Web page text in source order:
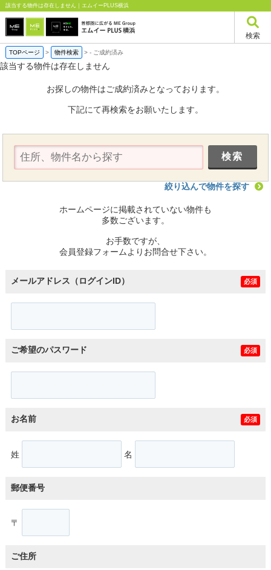
該当する物件は存在しません｜エムイーPLUS横浜
検索
TOPページ > 物件検索 >- ご成約済み
該当する物件は存在しません
お探しの物件はご成約済みとなっております。
下記にて再検索をお願いたします。
絞り込んで物件を探す
ホームページに掲載されていない物件も
多数ございます。
お手数ですが、
会員登録フォームよりお問合せ下さい。
メールアドレス（ログインID） 必須
ご希望のパスワード 必須
お名前 必須
姓 名
郵便番号
〒
ご住所